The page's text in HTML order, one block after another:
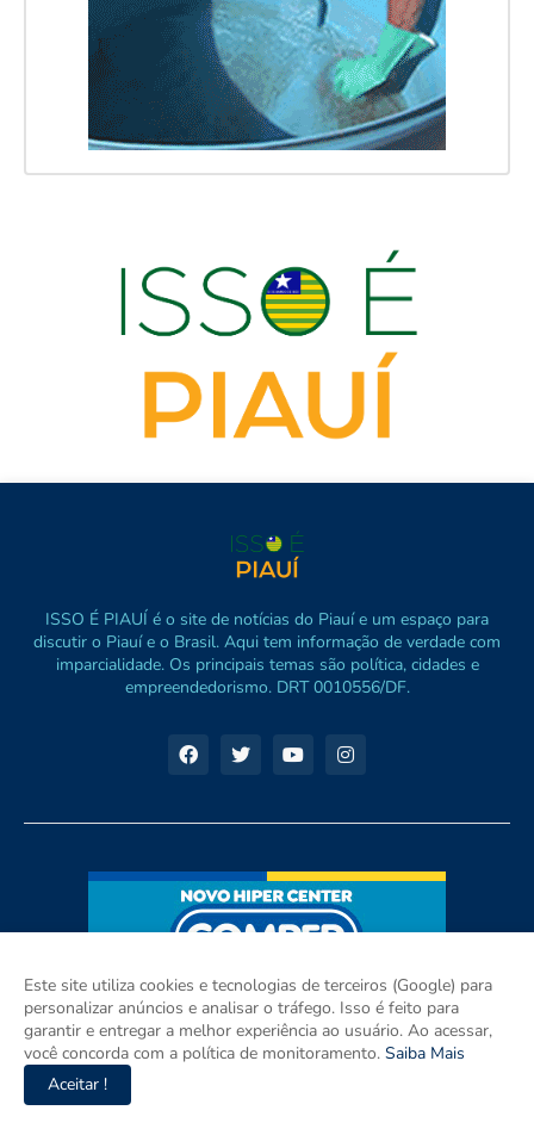
ISSO É PIAUÍ é o site de notícias do Piauí e um espaço para
discutir o Piauí e o Brasil. Aqui tem informação de verdade com
imparcialidade. Os principais temas são política, cidades e
empreendedorismo. DRT 0010556/DF.
Este site utiliza cookies e tecnologias de terceiros (Google) para
personalizar anúncios e analisar o tráfego. Isso é feito para
garantir e entregar a melhor experiência ao usuário. Ao acessar,
você concorda com a política de monitoramento. Saiba Mais
Aceitar !